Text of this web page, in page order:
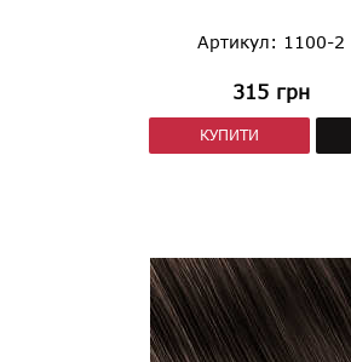
Артикул: 1100-2
315 грн
КУПИТИ